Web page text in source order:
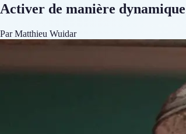
Activer de manière
Par Matthieu Wuidar